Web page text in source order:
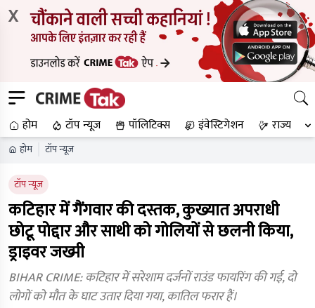
X
होम टॉप न्यूज पॉलिटिक्स इंवेस्टिगेशन राज्य
होम टॉप न्यूज
टॉप न्यूज
कटिहार में गैंगवार की दस्तक, कुख्यात अपराधी
छोटू पोद्दार और साथी को गोलियों से छलनी किया,
ड्राइवर जख्मी
BIHAR CRIME: कटिहार में सरेशाम दर्जनों राउंड फायरिंग की गई, दो
लोगों को मौत के घाट उतार दिया गया, कातिल फरार हैं।